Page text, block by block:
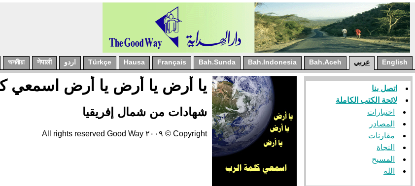
English عربي Bah.Aceh
Bah.Indonesia
Bah.Sunda
Français
Hausa
Türkçe اردو नेपाली
অসমীয়া
اتصل بنا
لائحة الكتب الكاملة
اختبارات
المصادر
مقارنات
النجاة
المسيح
الله
يا أرض يا أرض يا أرض اسمعي
شهادات من شمال إفريقيا
Copyright © ٢٠٠٩ All rights reserved Good Way